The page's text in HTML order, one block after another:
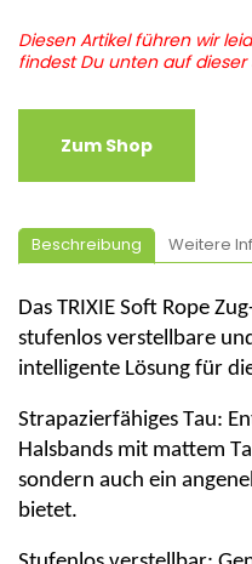
Diesen Artikel führen wir
findest Du unten auf
Zum Shop
Beschreibung Weitere
Das TRIXIE Soft Rope
stufenlos verstellbare
intelligente Lösung für
Strapazierfähiges Tau:
Halsbands mit mattem
sondern auch ein
bietet.